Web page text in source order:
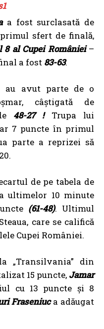
a fost surclasată de
sfert de finală,
8 al Cupei României–
a fost 83-63.
au avut parte de o
câștigată de
48-27 !Trupa lui
7 puncte în primul
parte a reprizei să
de pe tabela de
ultimelor 10 minute
(61-48). Ultimul
care se califică
Cupei României.
„Transilvania” din
15 puncte, Jamar
cu 13 puncte și 8
Fraseniuca adăugat